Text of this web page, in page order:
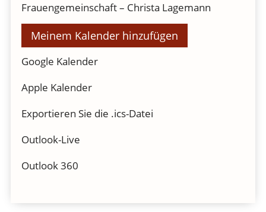
Frauengemeinschaft – Christa Lagemann
Meinem Kalender hinzufügen
Google Kalender
Apple Kalender
Exportieren Sie die .ics-Datei
Outlook-Live
Outlook 360